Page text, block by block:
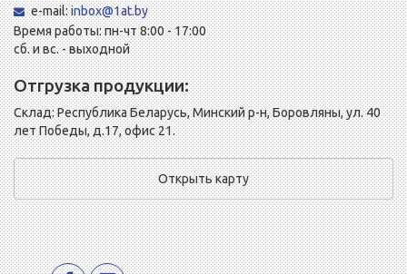
e-mail:inbox@1at.by
Время работы: пн-чт 8:00 - 17:00
сб. и вс. - выходной
Отгрузка продукции:
Склад: Республика Беларусь, Минский р-н, Боровляны, ул. 40
лет Победы, д.17, офис 21.
Открыть карту